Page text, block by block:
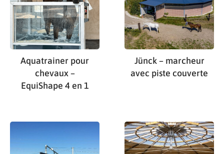
Aquatrainer pour
chevaux –
EquiShape 4 en 1
Jünck – marcheur
avec piste couverte